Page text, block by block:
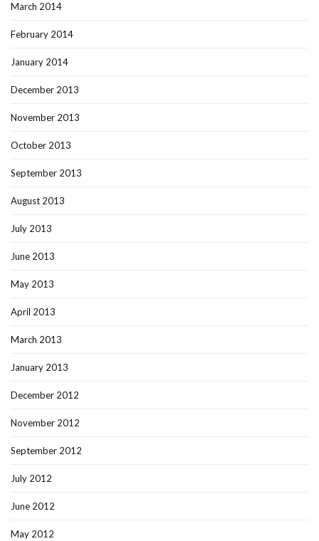
March 2014
February 2014
January 2014
December 2013
November 2013
October 2013
September 2013
August 2013
July 2013
June 2013
May 2013
April 2013
March 2013
January 2013
December 2012
November 2012
September 2012
July 2012
June 2012
May 2012